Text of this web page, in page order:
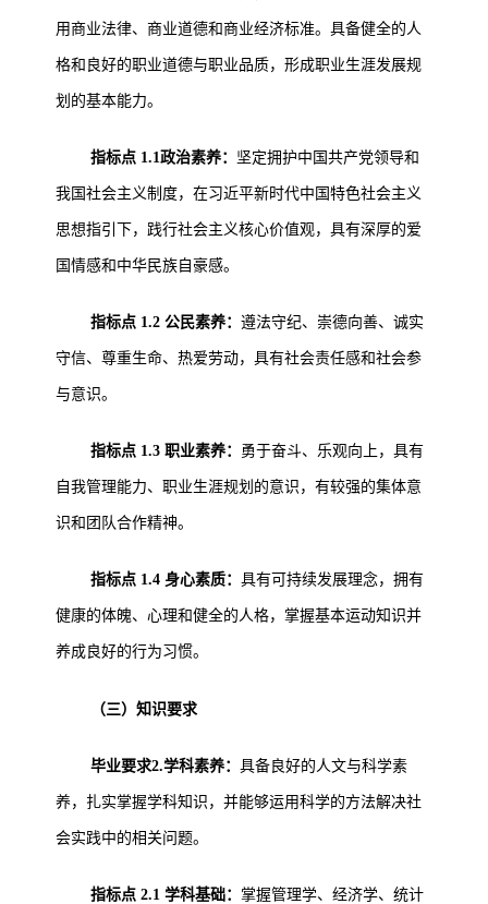
用商业法律、商业道德和商业经济标准。具备健全的人
格和良好的职业道德与职业品质，形成职业生涯发展规
划的基本能力。
指标点 1.1政治素养： 坚定拥护中国共产党领导和
我国社会主义制度，在习近平新时代中国特色社会主义
思想指引下，践行社会主义核心价值观，具有深厚的爱
国情感和中华民族自豪感。
指标点 1.2 公民素养：遵法守纪、崇德向善、诚实
守信、尊重生命、热爱劳动，具有社会责任感和社会参
与意识。
指标点 1.3 职业素养： 勇于奋斗、乐观向上，具有
自我管理能力、职业生涯规划的意识，有较强的集体意
识和团队合作精神。
指标点 1.4 身心素质：具有可持续发展理念，拥有
健康的体魄、心理和健全的人格，掌握基本运动知识并
养成良好的行为习惯。
（三）知识要求
毕业要求2.学科素养：具备良好的人文与科学素
养，扎实掌握学科知识，并能够运用科学的方法解决社
会实践中的相关问题。
指标点 2.1 学科基础： 掌握管理学、经济学、统计